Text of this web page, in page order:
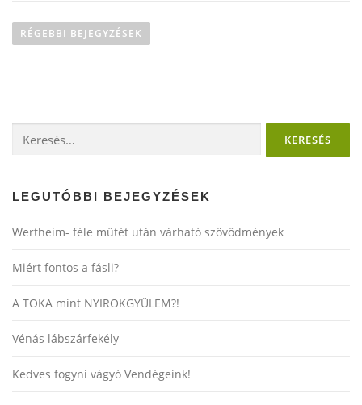
n
v
i
á
i
ó
RÉGEBBI BEJEGYZÉSEK
LEGUTÓBBI BEJEGYZÉSEK
Wertheim- féle műtét után várható szövődmények
Miért fontos a fásli?
A TOKA mint NYIROKGYÜLEM?!
Vénás lábszárfekély
Kedves fogyni vágyó Vendégeink!